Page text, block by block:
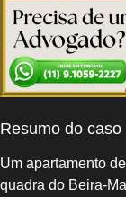
Resumo do caso
Um apartamento
quadra do Beira-